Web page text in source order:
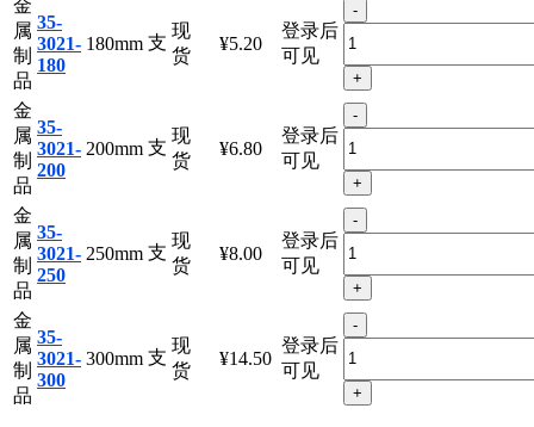
金
属
制
品
35-
3021-
180
180mm 支
现
货
¥5.20
登录后
可见
-
+
金
属
制
品
35-
3021-
200
200mm 支
现
货
¥6.80
登录后
可见
-
+
金
属
制
品
35-
3021-
250
250mm 支
现
货
¥8.00
登录后
可见
-
+
金
属
制
品
35-
3021-
300
300mm 支
现
货
¥14.50
登录后
可见
-
+